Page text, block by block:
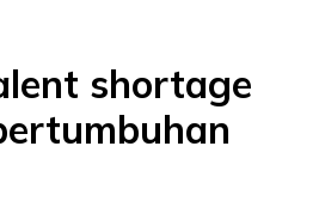
shortage